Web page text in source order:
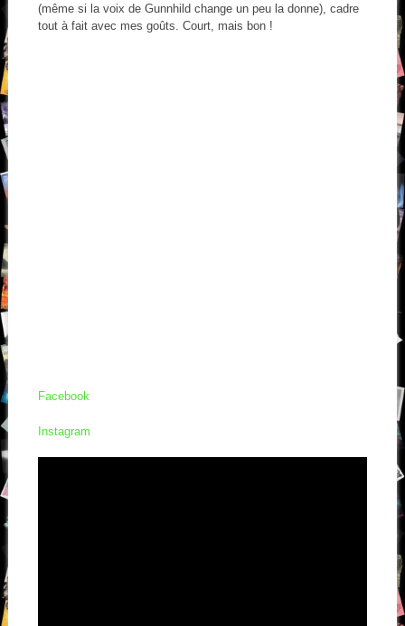
(même si la voix de Gunnhild change un peu la donne), cadre
tout à fait avec mes goûts. Court, mais bon !
Facebook
Instagram